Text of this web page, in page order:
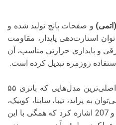
و صفحات پانچ تولید شده و
استارت‌دهی پایدار، مقاومت
و پایداری حرارتی مناسب، آن
روزمره تبدیل کرده است.
در میان خودروهای داخلی، از اصلی‌ترین مدل‌هایی که باتری ۵۵
به پراید، تیبا، ساینا، کوییک،
شاهین، رانا و همچنین پژو 206 و 207 اشاره کرد که همگی با این